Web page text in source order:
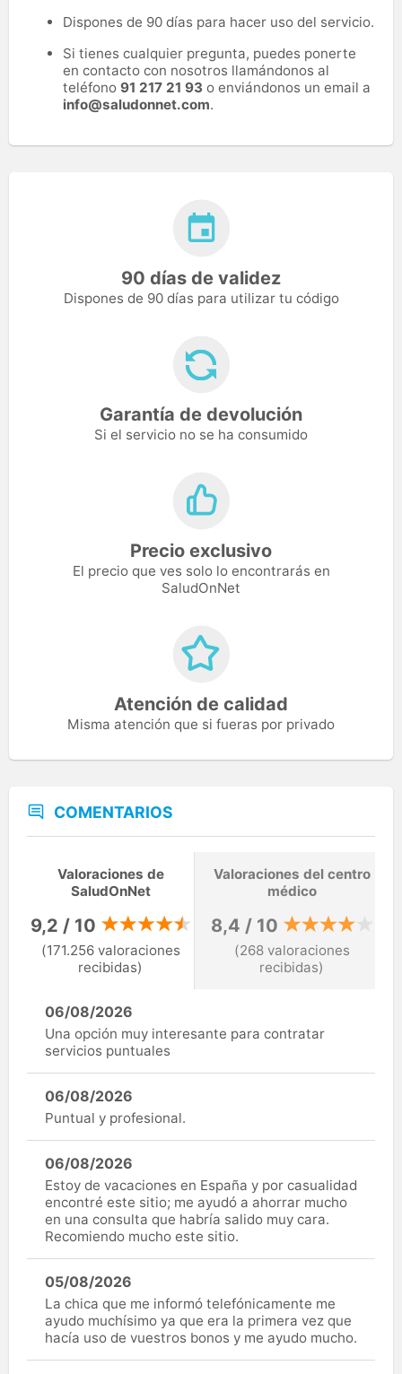
Dispones de 90 días para hacer uso del servicio.
Si tienes cualquier pregunta, puedes ponerte
en contacto con nosotros llamándonos al
teléfono 91 217 21 93 o enviándonos un email a
info@saludonnet.com.
90 días de validez
Dispones de 90 días para utilizar tu código
Garantía de devolución
Si el servicio no se ha consumido
Precio exclusivo
El precio que ves solo lo encontrarás en
SaludOnNet
Atención de calidad
Misma atención que si fueras por privado
COMENTARIOS
Valoraciones de
SaludOnNet
9,2 / 10
(171.256 valoraciones
recibidas)
Valoraciones del centro
médico
8,4 / 10
(268 valoraciones
recibidas)
06/08/2026
Una opción muy interesante para contratar
servicios puntuales
06/08/2026
Puntual y profesional.
06/08/2026
Estoy de vacaciones en España y por casualidad
encontré este sitio; me ayudó a ahorrar mucho
en una consulta que habría salido muy cara.
Recomiendo mucho este sitio.
05/08/2026
La chica que me informó telefónicamente me
ayudo muchísimo ya que era la primera vez que
hacía uso de vuestros bonos y me ayudo mucho.